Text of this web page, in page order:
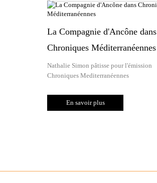
La Compagnie d'Ancône dans
Chroniques Méditerranéennes
Nathalie Simon pâtisse pour l'émission
Chroniques Mediterranéennes
En savoir plus